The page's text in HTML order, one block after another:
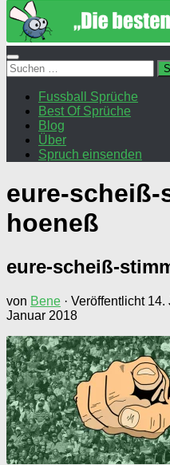
Suchen
nach:
Fussball Sprüche
Best Of Sprüche
Blog
Über
Spruch einsenden
eure-
hoeneß
eure-scheiß-
von Bene · Veröffentlicht 14.
Januar 2018